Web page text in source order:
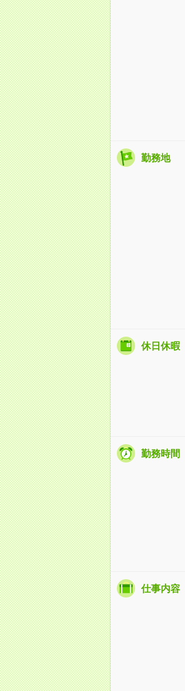
勤務地
休日休暇
勤務時間
仕事内容